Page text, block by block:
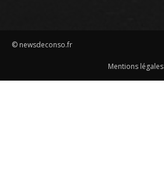
© newsdeconso.fr
Mentions légales